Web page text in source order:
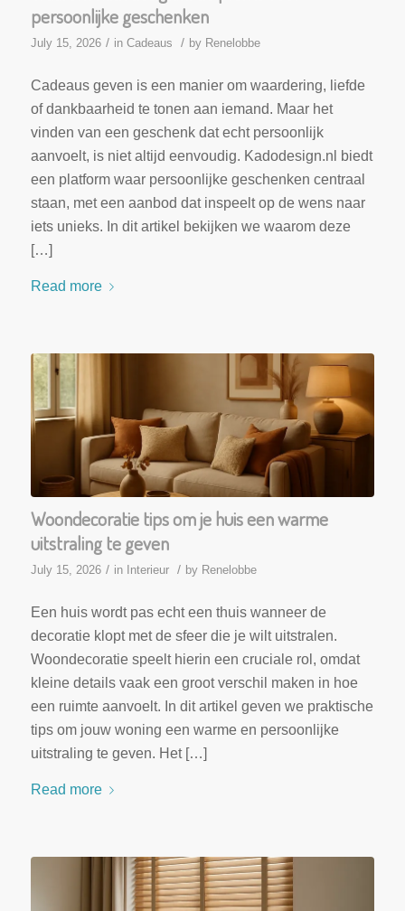
persoonlijke geschenken
July 15, 2026 / in Cadeaus / by Renelobbe
Cadeaus geven is een manier om waardering, liefde
of dankbaarheid te tonen aan iemand. Maar het
vinden van een geschenk dat echt persoonlijk
aanvoelt, is niet altijd eenvoudig. Kadodesign.nl biedt
een platform waar persoonlijke geschenken centraal
staan, met een aanbod dat inspeelt op de wens naar
iets unieks. In dit artikel bekijken we waarom deze
[…]
Read more
Woondecoratie tips om je huis een warme
uitstraling te geven
July 15, 2026 / in Interieur / by Renelobbe
Een huis wordt pas echt een thuis wanneer de
decoratie klopt met de sfeer die je wilt uitstralen.
Woondecoratie speelt hierin een cruciale rol, omdat
kleine details vaak een groot verschil maken in hoe
een ruimte aanvoelt. In dit artikel geven we praktische
tips om jouw woning een warme en persoonlijke
uitstraling te geven. Het […]
Read more